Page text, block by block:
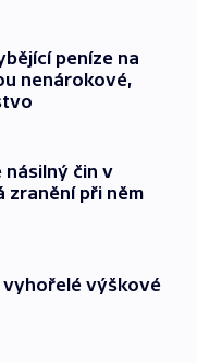
peníze na
nenárokové,
násilný čin v
zranění při něm
vyhořelé výškové